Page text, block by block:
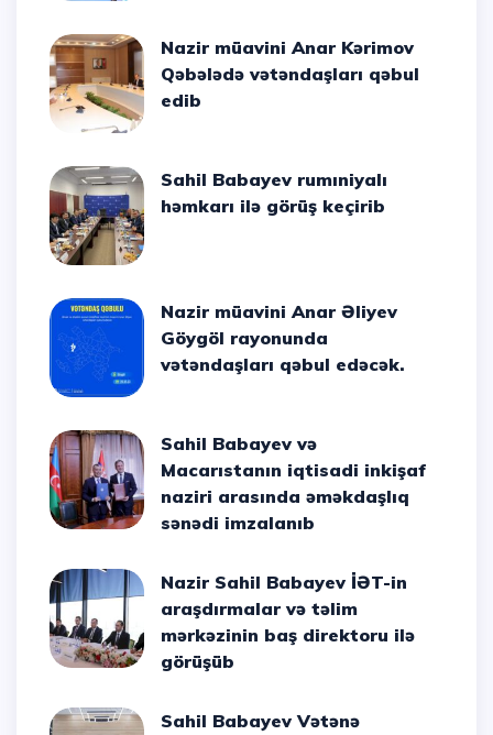
Nazir müavini Anar Kərimov
Qəbələdə vətəndaşları qəbul
edib
Sahil Babayev rumıniyalı
həmkarı ilə görüş keçirib
Nazir müavini Anar Əliyev
Göygöl rayonunda
vətəndaşları qəbul edəcək.
Sahil Babayev və
Macarıstanın iqtisadi inkişaf
naziri arasında əməkdaşlıq
sənədi imzalanıb
Nazir Sahil Babayev İƏT-in
araşdırmalar və təlim
mərkəzinin baş direktoru ilə
görüşüb
Sahil Babayev Vətənə